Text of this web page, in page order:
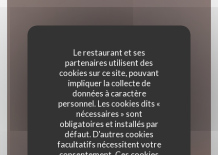
Le restaurant et ses
partenaires utilisent des
cookies sur ce site, pouvant
impliquer la collecte de
données à caractère
personnel. Les cookies dits «
nécessaires » sont
obligatoires et installés par
défaut. D'autres cookies
facultatifs nécessitent votre